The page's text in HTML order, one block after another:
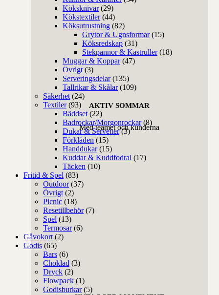
AKTIV SOMMAR
Med teamet och kunderna
Köksknivar (29)
Kökstextiler (44)
Köksutrustning (82)
Grytor & Ugnsformar (15)
Köksredskap (31)
Stekpannor & Kastruller (18)
Muggar & Koppar (47)
Övrigt (3)
Serveringsdelar (135)
Tallrikar & Skålar (109)
Säkerhet (24)
Textiler (93)
Bäddset (22)
Badrockar/Morgonrockar (8)
Dukar & Servetter (3)
Förkläden (15)
Handdukar (15)
Kuddar & Kuddfodral (17)
Täcken (10)
Fritid & Spel (83)
Outdoor (37)
Övrigt (2)
Picnic (18)
Resetillbehör (7)
Spel (13)
Termosar (6)
Gåvokort (2)
Godis (65)
Bars (6)
Choklad (3)
Dryck (2)
Flowpack (1)
Godisburkar (5)